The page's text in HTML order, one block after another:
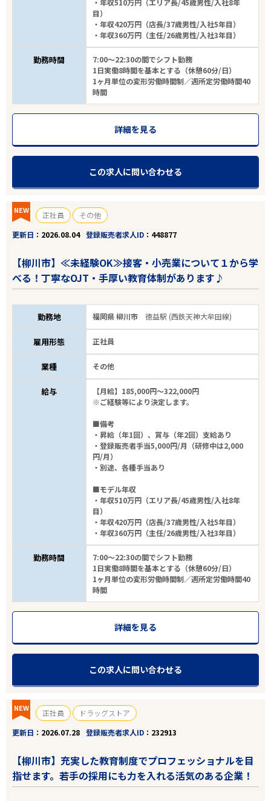
目）
・年収420万円（店長/37歳男性/入社5年目）
・年収360万円（主任/26歳男性/入社3年目）
勤務時間
7:00～22:30の間でシフト勤務
1日実働8時間を基本とする（休憩60分/日）
1ヶ月単位の変形労働時間制／週所定労働時間40
時間
詳細を見る
この求人に問い合わせる
NEW 正社員
その他
更新日
2026.08.04 登録販売者求人ID 448877
【柳川市】≪未経験OK≫接客・小売業について１から学
べる！丁寧なOJT・手厚い教育体制があります♪
勤務地 福岡県 柳川市徳益駅 (西鉄天神大牟田線)
雇用形態 正社員
業種 その他
給与
【月給】185,000円～322,000円
※ご経験等により決定します。
■備考
・昇給（年1回）、賞与（年2回）支給あり
・登録販売者手当5,000円/月（研修中は2,000
円/月）
・別途、各種手当あり
■モデル年収
・年収510万円（エリア長/45歳男性/入社8年
目）
・年収420万円（店長/37歳男性/入社5年目）
・年収360万円（主任/26歳男性/入社3年目）
勤務時間
7:00～22:30の間でシフト勤務
1日実働8時間を基本とする（休憩60分/日）
1ヶ月単位の変形労働時間制／週所定労働時間40
時間
詳細を見る
この求人に問い合わせる
NEW 正社員
ドラッグストア
更新日
2026.07.28 登録販売者求人ID 232913
【柳川市】充実した教育制度でプロフェッショナルを目
指せます。若手の採用にも力を入れる活気のある企業！